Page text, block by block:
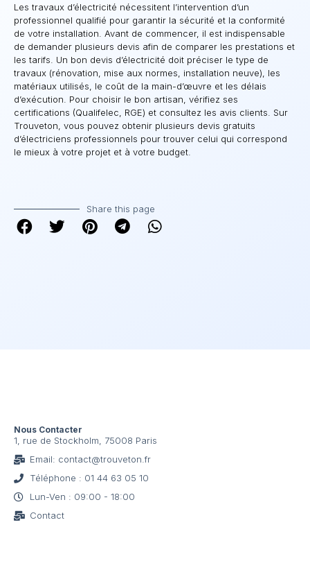
Les travaux d’électricité nécessitent l’intervention d’un
professionnel qualifié pour garantir la sécurité et la conformité
de votre installation. Avant de commencer, il est indispensable
de demander plusieurs devis afin de comparer les prestations et
les tarifs. Un bon devis d’électricité doit préciser le type de
travaux (rénovation, mise aux normes, installation neuve), les
matériaux utilisés, le coût de la main-d’œuvre et les délais
d’exécution. Pour choisir le bon artisan, vérifiez ses
certifications (Qualifelec, RGE) et consultez les avis clients. Sur
Trouveton, vous pouvez obtenir plusieurs devis gratuits
d’électriciens professionnels pour trouver celui qui correspond
le mieux à votre projet et à votre budget.
Share this page
Nous Contacter
1, rue de Stockholm, 75008 Paris
Email: contact@trouveton.fr
Téléphone : 01 44 63 05 10
Lun-Ven : 09:00 - 18:00
Contact